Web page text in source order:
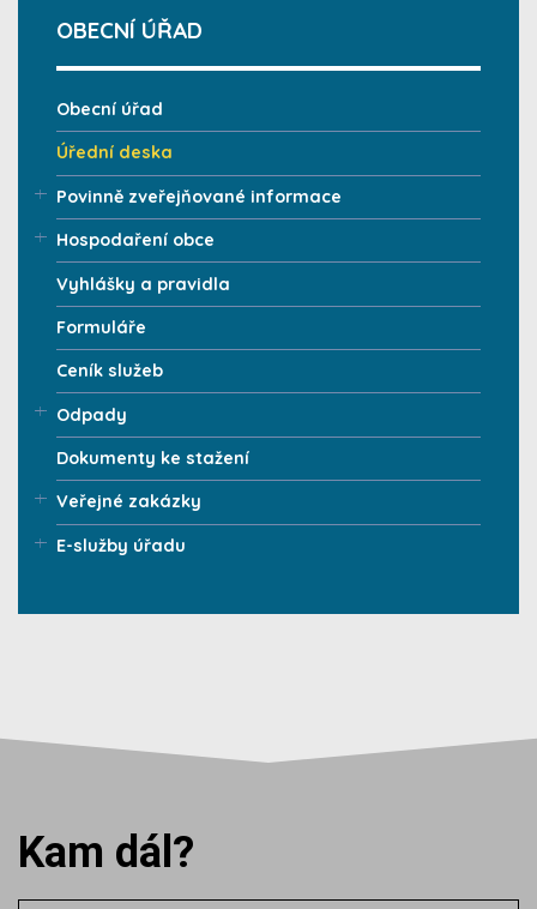
OBECNÍ ÚŘAD
Obecní úřad
Úřední deska
Povinně zveřejňované informace
Hospodaření obce
Vyhlášky a pravidla
Formuláře
Ceník služeb
Odpady
Dokumenty ke stažení
Veřejné zakázky
E-služby úřadu
Kam dál?